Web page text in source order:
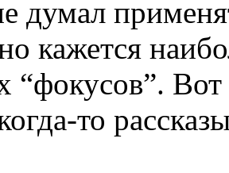
думал
кажется
“фокусов”.
то